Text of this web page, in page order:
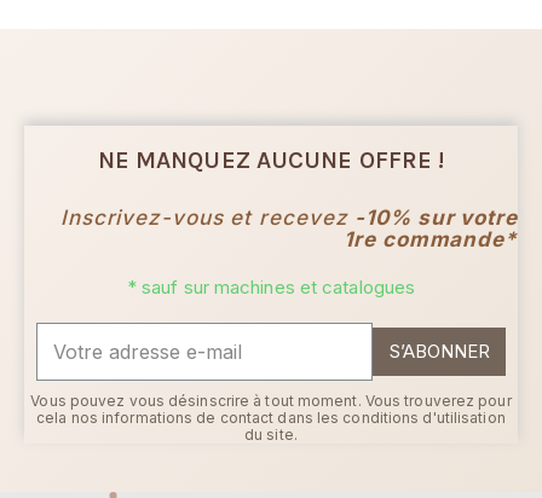
NE MANQUEZ AUCUNE OFFRE !
Inscrivez-vous et recevez -10% sur votre
1re commande*
* sauf sur machines et catalogues
S’ABONNER
Vous pouvez vous désinscrire à tout moment. Vous trouverez pour
cela nos informations de contact dans les conditions d'utilisation
du site.